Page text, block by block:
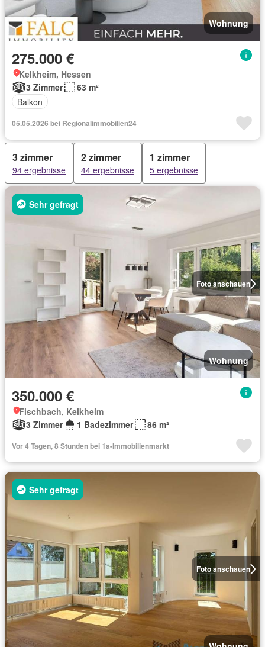
Wohnung
275.000 €
Kelkheim, Hessen
3 Zimmer
63 m²
Balkon
05.05.2026 bei Regionalimmobilien24
3 zimmer
94 ergebnisse
2 zimmer
44 ergebnisse
1 zimmer
5 ergebnisse
Foto anschauen
Sehr gefragt
Wohnung
350.000 €
Fischbach, Kelkheim
3 Zimmer
1 Badezimmer 86 m²
Vor 4 Tagen, 8 Stunden bei 1a-Immobilienmarkt
Foto anschauen
Sehr gefragt